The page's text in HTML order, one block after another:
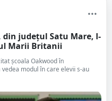
din județul Satu Mare, l-
Marii Britanii
școala Oakwood în
modul în care elevii s-au